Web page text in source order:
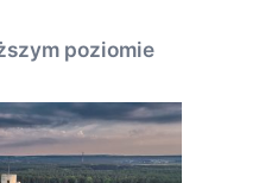
poziomie